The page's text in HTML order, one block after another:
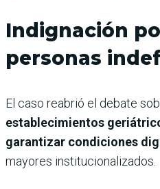
Indignación
personas
El caso reabrió el debate
establecimientos
garantizar condiciones
mayores institucionalizados.